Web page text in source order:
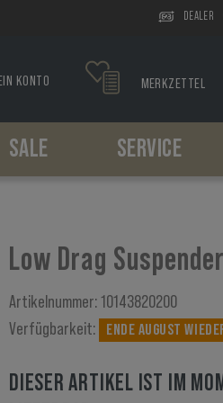
DEALER
KONTO MERKZETTEL
SALE SERVICE
Sturmhauben
Low Drag Suspender
Artikelnummer: 10143820200
Verfügbarkeit:
ENDE AUGUST
DIESER ARTIKEL IST IM